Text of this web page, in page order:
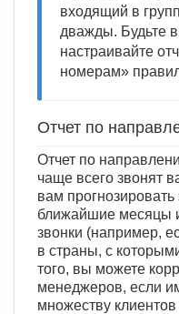
входящий в
дважды. Будьте
настраивайте
номерам»
Отчет по
Отчет по
чаще всего звонят
вам прогнозировать
ближайшие месяцы
звонки (например,
в страны, с
того, вы можете
менеджеров, если
множеству